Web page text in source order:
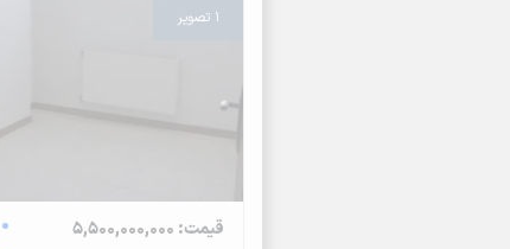
1 تصویر
قیمت: 5,500,000,000